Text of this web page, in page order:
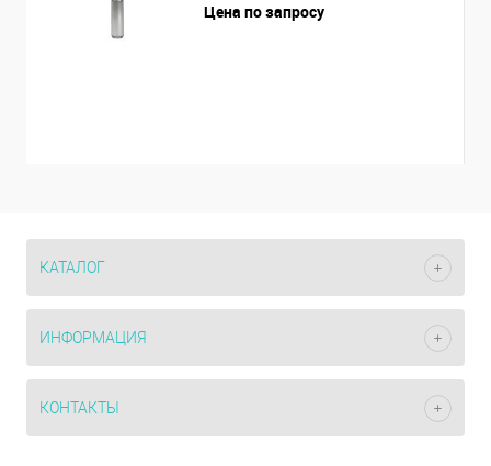
Цена по запросу
КАТАЛОГ
ИНФОРМАЦИЯ
КОНТАКТЫ